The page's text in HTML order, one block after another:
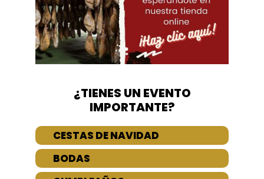
¿TIENES UN EVENTO
IMPORTANTE?
CESTAS DE NAVIDAD
BODAS